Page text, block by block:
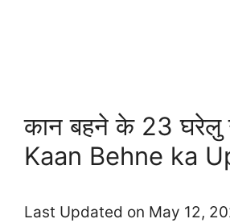
कान बहने के 23 घरेलु
Kaan Behne ka
Last Updated on May 12,